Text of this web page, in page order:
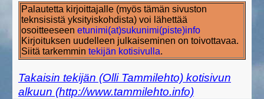
Palautetta kirjoittajalle (myös tämän sivuston
teknsisistä yksityiskohdista) voi lähettää
osoitteeseen etunimi(at)sukunimi(piste)info
Kirjoituksen uudelleen julkaiseminen on toivottavaa.
Siitä tarkemmin tekijän kotisivulla.
Takaisin tekijän (Olli Tammilehto) kotisivun
alkuun (http://www.tammilehto.info)